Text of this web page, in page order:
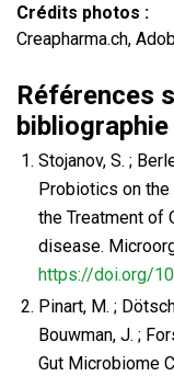
Crédits photos :
Creapharma.ch,
Références
bibliographie
Stojanov, S. ;
Probiotics on
the Treatment of
disease.
https://doi.org/
Pinart, M. ;
Bouwman, J. ;
Gut Microbiome